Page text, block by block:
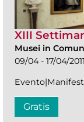
XIII
Musei in
09/04 - 17/04/2011
Gratis